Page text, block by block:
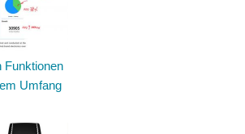
Funktionen
Umfang